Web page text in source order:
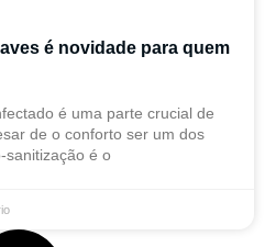
é novidade para quem
é uma parte crucial de
de o conforto ser um dos
sanitização é o